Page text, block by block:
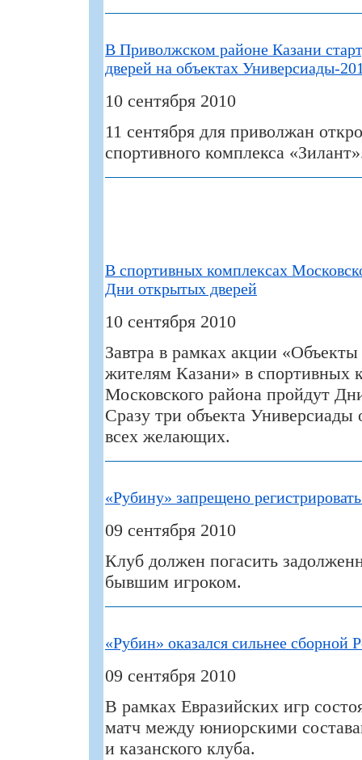
В Приволжском районе Казани
дверей на объектах Универсиады-
10 сентября 2010
11 сентября для приволжан
спортивного комплекса
В спортивных комплексах
Дни открытых дверей
10 сентября 2010
Завтра в рамках акции
жителям Казани» в спортивных
Московского района пройдут
Сразу три объекта Универсиады
всех желающих.
«Рубину» запрещено
09 сентября 2010
Клуб должен погасить
бывшим игроком.
«Рубин» оказался сильнее сборной
09 сентября 2010
В рамках Евразийских игр
матч между юниорскими
и казанского клуба.